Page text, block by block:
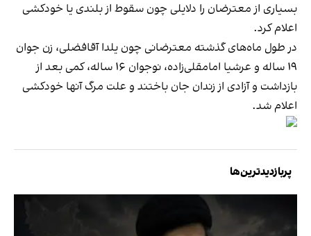
بسیاری از معترضان را دلایلی چون سقوط از بلندی یا خودکشی
اعلام کرد.
در طول ماه‌های گذشته معترضانی چون یلدا آقافضلی، زن جوان
۱۹ ساله و عرشیا امامقلی‌زاده، نوجوان ۱۶ ساله، کمی بعد از
بازداشت و آزادی از زندان جان باختند و علت مرگ آنها خودکشی
اعلام شد.
پربازدیدترین‌ها